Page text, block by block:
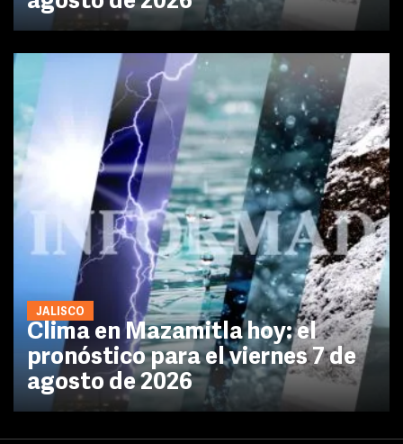
JALISCO
Clima en Mazamitla hoy: el
pronóstico para el viernes 7 de
agosto de 2026